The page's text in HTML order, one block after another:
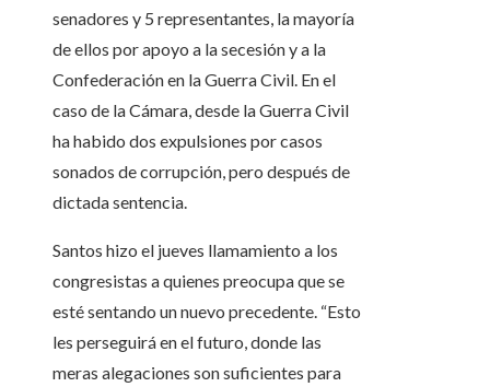
senadores y 5 representantes, la mayoría
de ellos por apoyo a la secesión y a la
Confederación en la Guerra Civil. En el
caso de la Cámara, desde la Guerra Civil
ha habido dos expulsiones por casos
sonados de corrupción, pero después de
dictada sentencia.
Santos hizo el jueves llamamiento a los
congresistas a quienes preocupa que se
esté sentando un nuevo precedente. “Esto
les perseguirá en el futuro, donde las
meras alegaciones son suficientes para